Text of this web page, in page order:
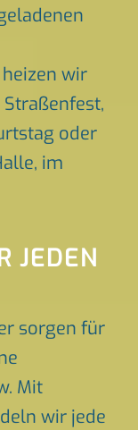
wir
oder
im
JEDEN
sorgen für
Mit
wir jede